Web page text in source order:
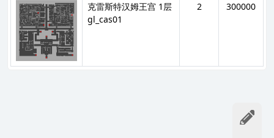
克雷斯特汉姆王宫 1层
gl_cas01
2 300000